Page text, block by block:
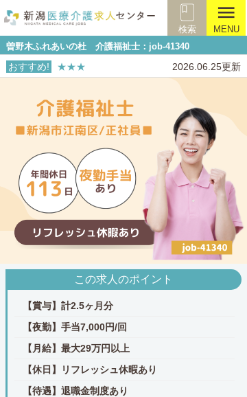
検索
menu
MENU
曽野木ふれあいの杜 介護福祉士：job-41340
おすすめ! ★★★ 2026.06.25更新
この求人のポイント
【賞与】計2.5ヶ月分
【夜勤】手当7,000円/回
【月給】最大29万円以上
【休日】リフレッシュ休暇あり
【待遇】退職金制度あり